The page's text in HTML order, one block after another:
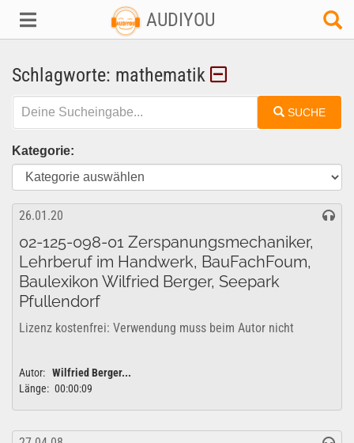
AUDIYOU
Schlagworte: mathematik
SUCHE
Kategorie:
26.01.20
02-125-098-01 Zerspanungsmechaniker,
Lehrberuf im Handwerk, BauFachFoum,
Baulexikon Wilfried Berger, Seepark
Pfullendorf
Lizenz kostenfrei: Verwendung muss beim Autor nicht
Lizenzfreigabe: Das Projekt kann uneingeschränkt für...
Autor: Wilfried Berger...
Länge: 00:00:09